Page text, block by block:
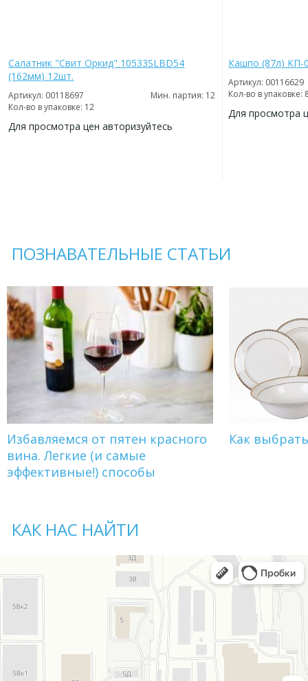
Салатник "Свит Оркид" 10533SLBD54
(162мм) 12шт.
Артикул: 00118697
Мин. партия: 12
Кол-во в упаковке: 12
Для просмотра цен авторизуйтесь
Кашпо (87л) КП-
Артикул: 00116629
Кол-во в упаковке:
Для просмотра
ПОЗНАВАТЕЛЬНЫЕ СТАТЬИ
Избавляемся от пятен красного
вина. Легкие (и самые
эффективные!) способы
Как
КАК НАС НАЙТИ